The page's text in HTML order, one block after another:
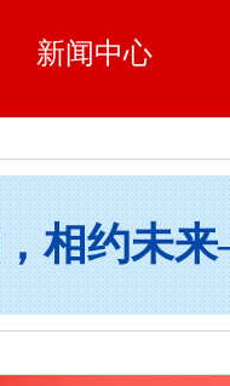
新闻中心
相约未